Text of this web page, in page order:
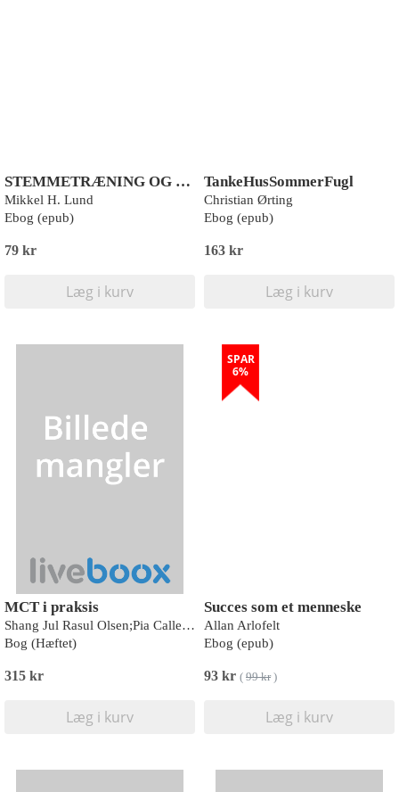
STEMMETRÆNING OG -UDVIKLING
Mikkel H. Lund
Ebog (epub)
79 kr
Læg i kurv
TankeHusSommerFugl
Christian Ørting
Ebog (epub)
163 kr
Læg i kurv
MCT i praksis
Shang Jul Rasul Olsen;Pia Callesen;Gabriele Caselli;Giovanni Mansueto;Samuel Myers;Sedat Batmaz;Sara Palmieri
Bog (Hæftet)
315 kr
Læg i kurv
SPAR
6%
Succes som et menneske
Allan Arlofelt
Ebog (epub)
93 kr ( 99 kr)
Læg i kurv